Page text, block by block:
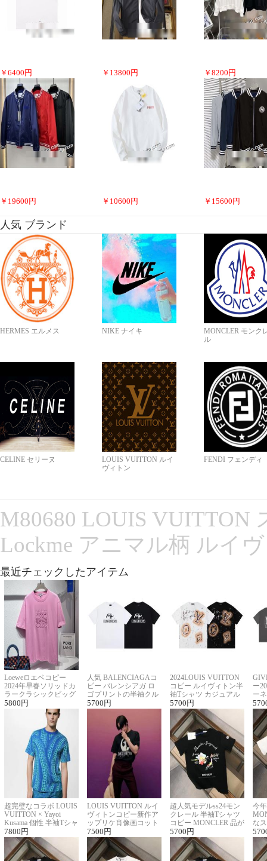
￥ 6400 円 ￥ 13800 円 ￥ 8200 円
￥ 19600 円 ￥ 10600 円 ￥ 15600 円
人気 ブランド
HERMES エルメス NIKE ナイキ
MONCLER モンク
ル
CELINE セリーヌ
LOUIS VUITTON ルイ
ヴィトン
FENDI フェンディ
M80680 LOUIS VUITTON
Lockme アニマル柄 ルイ
最近チェックしたアイテム
Loeweロエベコピー
2024年早春ソリッドカ
ラークラシックビッグ
ロゴ刺繍Tシャツ
5800 円
人気 BALENCIAGAコ
ピー バレンシアガ ロ
ゴプリントの半袖クル
ーネックTシャツ
5700 円
2024LOUIS VUITTON
コピー ルイヴィトン半
袖Tシャツ カジュアル
に馴染む 2色展開
5700 円
ー
ー
ー
超完璧なコラボ LOUIS
VUITTON × Yayoi
Kusama 個性 半袖Tシャ
ツコピー男女兼用
7800 円
LOUIS VUITTON ルイ
ヴィトンコピー新作ア
ップリケ肖像画コット
ンニット半袖Tシャツ
7500 円
超人気モデルss24モン
クレール 半袖Tシャツ
コピー MONCLER 品が
良く見た目
5700 円
今
な
ル